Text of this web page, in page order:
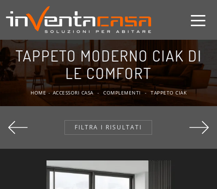
TAPPETO MODERNO CIAK DI
LE COMFORT
HOME - ACCESSORI CASA - COMPLEMENTI - TAPPETO CIAK
FILTRA I RISULTATI